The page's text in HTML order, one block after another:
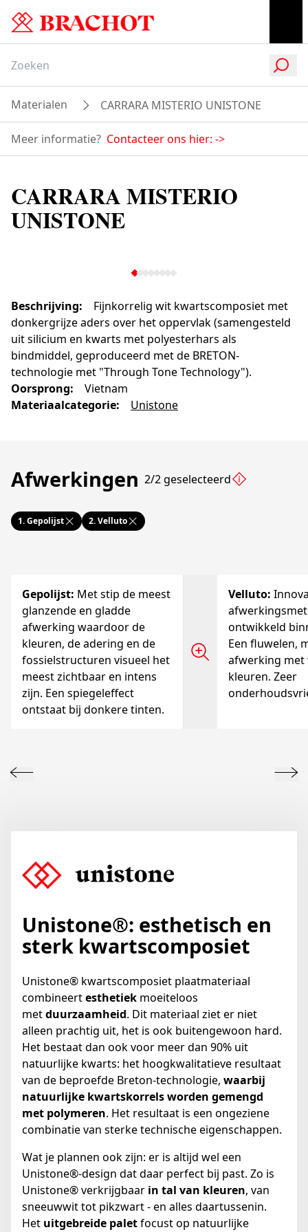
Materialen CARRARA MISTERIO UNISTONE
Meer informatie? Contacteer ons hier: ->
CARRARA MISTERIO
UNISTONE
Beschrijving:
Fijnkorrelig wit kwartscomposiet met
donkergrijze aders over het oppervlak (samengesteld
uit silicium en kwarts met polyesterhars als
bindmiddel, geproduceerd met de BRETON-
technologie met "Through Tone Technology").
Oorsprong:
Vietnam
Materiaalcategorie: Unistone
Afwerkingen 2/2 geselecteerd
1.Gepolijst 2.Velluto
Gepolijst: Met stip de meest
glanzende en gladde
afwerking waardoor de
kleuren, de adering en de
fossielstructuren visueel het
meest zichtbaar en intens
zijn. Een spiegeleffect
ontstaat bij donkere tinten.
Velluto:
ontwikkeld
Een fluwelen,
afwerking met
kleuren. Zeer
Unistone®: esthetisch en
sterk kwartscomposiet
Unistone® kwartscomposiet plaatmateriaal
combineertesthetiek moeiteloos
metduurzaamheid. Dit materiaal ziet er niet
alleen prachtig uit, het is ook buitengewoon hard.
Het bestaat dan ook voor meer dan 90% uit
natuurlijke kwarts: het hoogkwalitatieve resultaat
van de beproefde Breton-technologie, waarbij
natuurlijke kwartskorrels worden gemengd
met polymeren. Het resultaat is een ongeziene
combinatie van sterke technische eigenschappen.
Wat je plannen ook zijn: er is altijd wel een
Unistone®-design dat daar perfect bij past. Zo is
Unistone® verkrijgbaar in tal van kleuren, van
sneeuwwit tot pikzwart - en alles daartussenin.
Het uitgebreide paletfocust op natuurlijke